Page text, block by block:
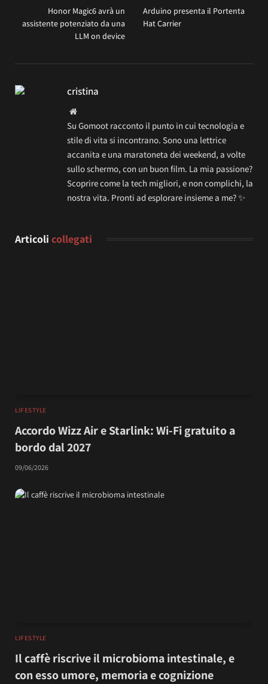
Honor Magic6 avrà un
assistente potenziato da una
LLM on device
Arduino presenta il Portenta
Hat Carrier
cristina
Website
Su Gomoot racconto il punto in cui tecnologia e
stile di vita si incontrano. Sono una lettrice
accanita e una maratoneta dei weekend, a volte
sullo schermo, con un buon film. La mia passione?
Scoprire come la tech migliori, e non complichi, la
nostra vita. Pronti ad esplorare insieme a me? ✨
Articoli collegati
LIFESTYLE
Accordo Wizz Air e Starlink: Wi-Fi gratuito a
bordo dal 2027
09/06/2026
LIFESTYLE
Il caffè riscrive il microbioma intestinale, e
con esso umore, memoria e cognizione